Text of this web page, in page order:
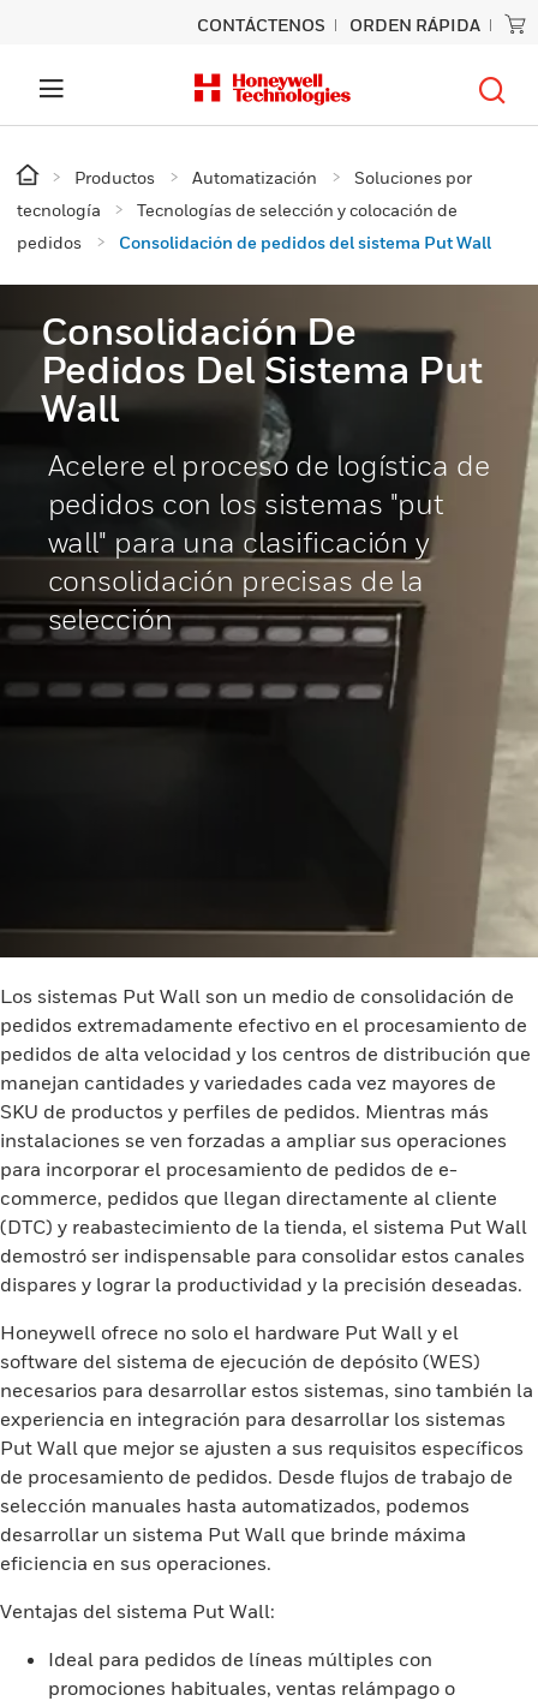
CONTÁCTENOS ORDEN RÁPIDA
Productos Automatización
Soluciones por
tecnología
Tecnologías de selección y colocación de
pedidos
Consolidación de pedidos del sistema Put Wall
Consolidación De
Pedidos Del Sistema Put
Wall
Acelere el proceso de logística de
pedidos con los sistemas "put
wall" para una clasificación y
consolidación precisas de la
selección
Los sistemas Put Wall son un medio de consolidación de
pedidos extremadamente efectivo en el procesamiento de
pedidos de alta velocidad y los centros de distribución que
manejan cantidades y variedades cada vez mayores de
SKU de productos y perfiles de pedidos. Mientras más
instalaciones se ven forzadas a ampliar sus operaciones
para incorporar el procesamiento de pedidos de e-
commerce, pedidos que llegan directamente al cliente
(DTC) y reabastecimiento de la tienda, el sistema Put Wall
demostró ser indispensable para consolidar estos canales
dispares y lograr la productividad y la precisión deseadas.
Honeywell ofrece no solo el hardware Put Wall y el
software del sistema de ejecución de depósito (WES)
necesarios para desarrollar estos sistemas, sino también la
experiencia en integración para desarrollar los sistemas
Put Wall que mejor se ajusten a sus requisitos específicos
de procesamiento de pedidos. Desde flujos de trabajo de
selección manuales hasta automatizados, podemos
desarrollar un sistema Put Wall que brinde máxima
eficiencia en sus operaciones.
Ventajas del sistema Put Wall:
Ideal para pedidos de líneas múltiples con
promociones habituales, ventas relámpago o